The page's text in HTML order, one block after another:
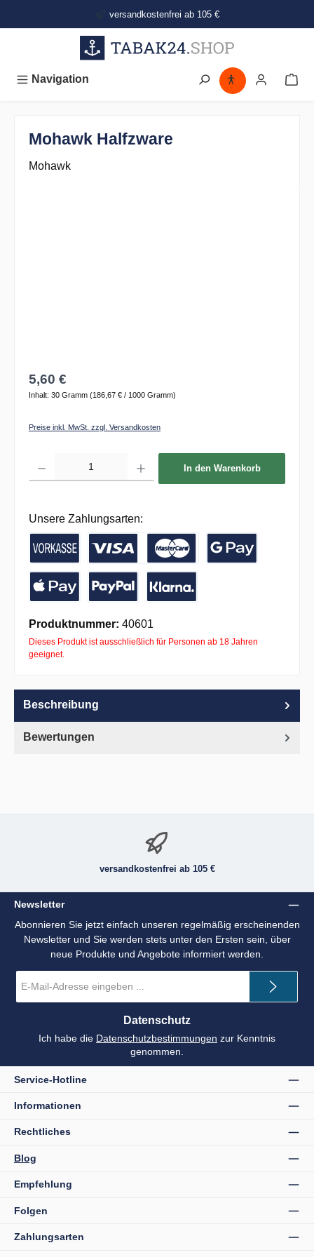
versandkostenfrei ab 105 €
Navigation
Mohawk Halfzware
Mohawk
5,60 €
Inhalt: 30 Gramm (186,67 € / 1000 Gramm)
Preise inkl. MwSt. zzgl. Versandkosten
In den Warenkorb
Unsere Zahlungsarten:
Vorkasse / Banküberweisung
Kreditkarte
Produktnummer: 40601
Dieses Produkt ist ausschließlich für Personen ab 18 Jahren
geeignet.
Beschreibung
Bewertungen
versandkostenfrei ab 105 €
Newsletter
Abonnieren Sie jetzt einfach unseren regelmäßig erscheinenden
Newsletter und Sie werden stets unter den Ersten sein, über
neue Produkte und Angebote informiert werden.
Mail-
*
Datenschutz
Ich habe die Datenschutzbestimmungen zur Kenntnis
genommen.
Service-Hotline
Informationen
Rechtliches
Blog
Empfehlung
Folgen
Zahlungsarten